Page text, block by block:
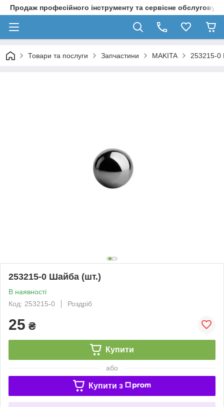
Продаж професійного інструменту та сервісне
Товари та послуги Запчастини MAKITA 253215-
253215-0 Шайба (шт.)
В наявності
Код: 253215-0
Роздріб
25 ₴
Купити
або
Купити з